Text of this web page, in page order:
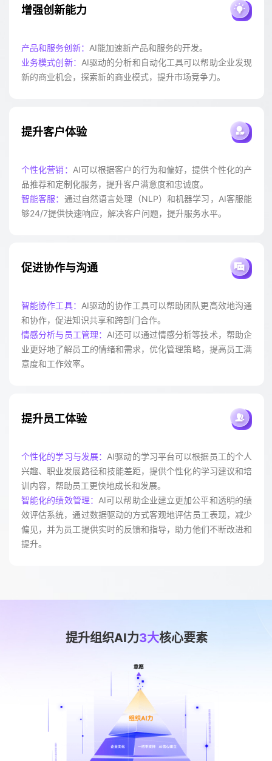
增强创新能力
产品和服务创新： AI能加速新产品和服务的开发。
业务模式创新： AI驱动的分析和自动化工具可以帮助企业发现
新的商业机会，探索新的商业模式，提升市场竞争力。
提升客户体验
个性化营销： AI可以根据客户的行为和偏好，提供个性化的产
品推荐和定制化服务，提升客户满意度和忠诚度。
智能客服： 通过自然语言处理（NLP）和机器学习，AI客服能
够24/7提供快速响应，解决客户问题，提升服务水平。
促进协作与沟通
智能协作工具： AI驱动的协作工具可以帮助团队更高效地沟通
和协作，促进知识共享和跨部门合作。
情感分析与员工管理： AI还可以通过情感分析等技术，帮助企
业更好地了解员工的情绪和需求，优化管理策略，提高员工满
意度和工作效率。
提升员工体验
个性化的学习与发展： AI驱动的学习平台可以根据员工的个人
兴趣、职业发展路径和技能差距，提供个性化的学习建议和培
训内容，帮助员工更快地成长和发展。
智能化的绩效管理： AI可以帮助企业建立更加公平和透明的绩
效评估系统，通过数据驱动的方式客观地评估员工表现，减少
偏见，并为员工提供实时的反馈和指导，助力他们不断改进和
提升。
提升组织AI力3大核心要素